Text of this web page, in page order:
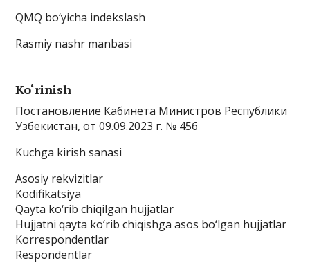
QMQ bo‘yicha indekslash
Rasmiy nashr manbasi
Ko‘rinish
Постановление Кабинета Министров Республики
Узбекистан, от 09.09.2023 г. № 456
Kuchga kirish sanasi
Asosiy rekvizitlar
Kodifikatsiya
Qayta ko‘rib chiqilgan hujjatlar
Hujjatni qayta ko‘rib chiqishga asos bo‘lgan hujjatlar
Korrespondentlar
Respondentlar